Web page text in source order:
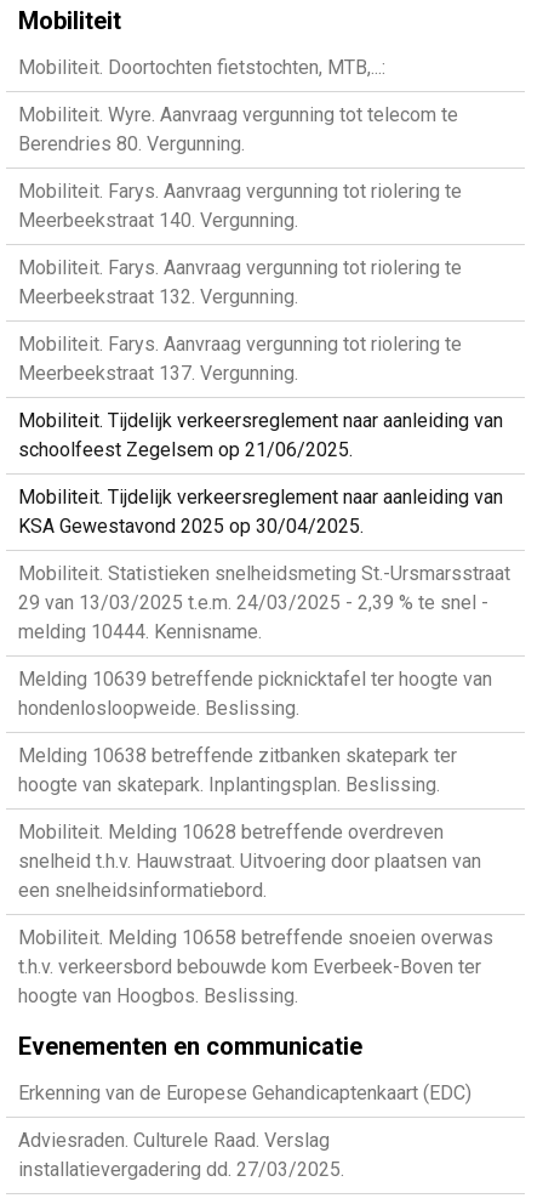
Mobiliteit
Mobiliteit. Doortochten fietstochten, MTB,...:
Mobiliteit. Wyre. Aanvraag vergunning tot telecom te
Berendries 80. Vergunning.
Mobiliteit. Farys. Aanvraag vergunning tot riolering te
Meerbeekstraat 140. Vergunning.
Mobiliteit. Farys. Aanvraag vergunning tot riolering te
Meerbeekstraat 132. Vergunning.
Mobiliteit. Farys. Aanvraag vergunning tot riolering te
Meerbeekstraat 137. Vergunning.
Mobiliteit. Tijdelijk verkeersreglement naar aanleiding van
schoolfeest Zegelsem op 21/06/2025.
Mobiliteit. Tijdelijk verkeersreglement naar aanleiding van
KSA Gewestavond 2025 op 30/04/2025.
Mobiliteit. Statistieken snelheidsmeting St.-Ursmarsstraat
29 van 13/03/2025 t.e.m. 24/03/2025 - 2,39 % te snel -
melding 10444. Kennisname.
Melding 10639 betreffende picknicktafel ter hoogte van
hondenlosloopweide. Beslissing.
Melding 10638 betreffende zitbanken skatepark ter
hoogte van skatepark. Inplantingsplan. Beslissing.
Mobiliteit. Melding 10628 betreffende overdreven
snelheid t.h.v. Hauwstraat. Uitvoering door plaatsen van
een snelheidsinformatiebord.
Mobiliteit. Melding 10658 betreffende snoeien overwas
t.h.v. verkeersbord bebouwde kom Everbeek-Boven ter
hoogte van Hoogbos. Beslissing.
Evenementen en communicatie
Erkenning van de Europese Gehandicaptenkaart (EDC)
Adviesraden. Culturele Raad. Verslag
installatievergadering dd. 27/03/2025.